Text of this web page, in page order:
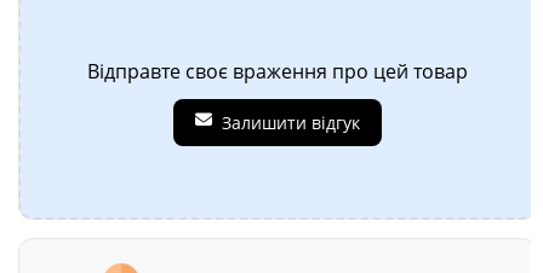
Відправте своє враження про цей товар
Залишити відгук